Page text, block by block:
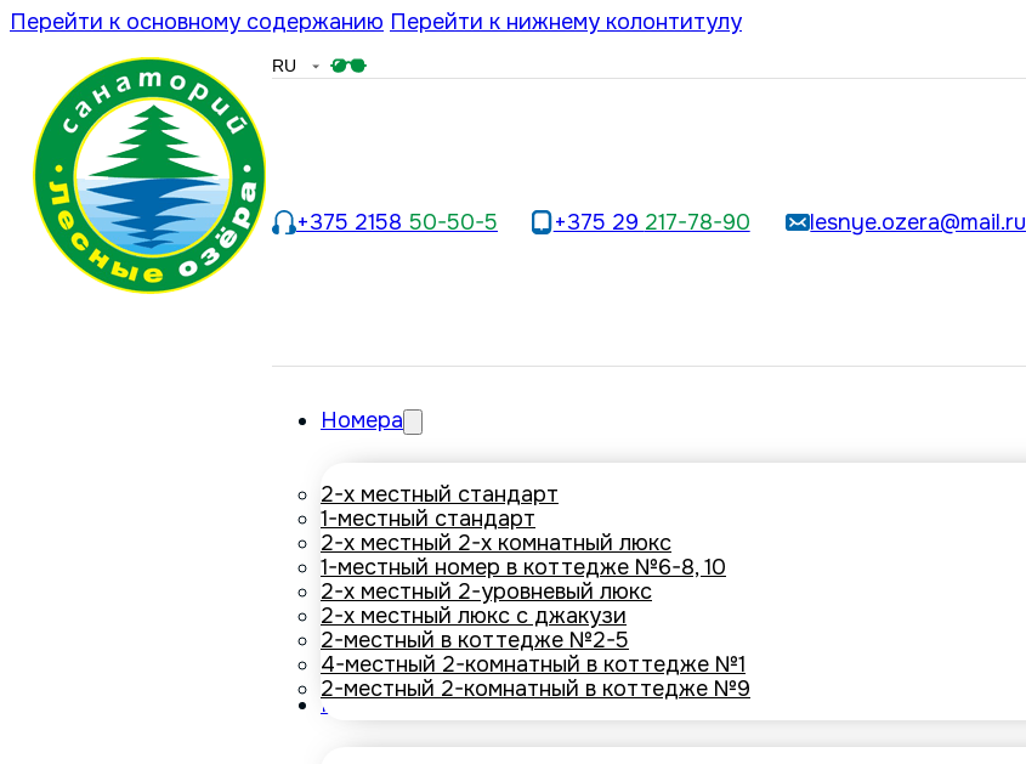
Перейти к основному содержанию Перейти к нижнему колонтитулу
+375 2158 50-50-5 +375 29 217-78-90 lesnye.ozera@mail.ru
Номера
2-х местный стандарт
1-местный стандарт
2-х местный 2-х комнатный люкс
1-местный номер в коттедже №6-8, 10
2-х местный 2-уровневый люкс
2-х местный люкс с джакузи
2-местный в коттедже №2-5
4-местный 2-комнатный в коттедже №1
2-местный 2-комнатный в коттедже №9
Медицина